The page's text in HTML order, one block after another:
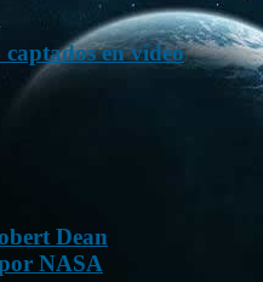
en vídeo
Dean
NASA